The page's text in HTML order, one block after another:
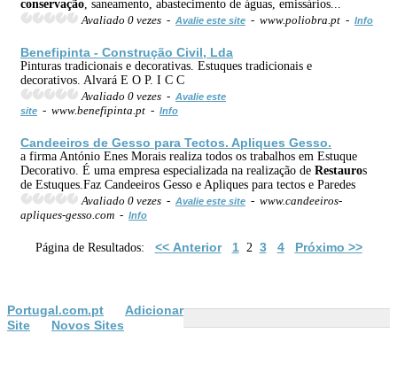
conservação , saneamento, abastecimento de águas, emissários...
Avaliado 0 vezes - Avalie este site - www.poliobra.pt - Info
Benefipinta - Construção Civil, Lda
Pinturas tradicionais e decorativas. Estuques tradicionais e
decorativos. Alvará E O P. I C C
Avaliado 0 vezes - Avalie este
site - www.benefipinta.pt - Info
Candeeiros de Gesso para Tectos. Apliques Gesso.
a firma António Enes Morais realiza todos os trabalhos em Estuque
Decorativo. É uma empresa especializada na realização de Restauros
de Estuques.Faz Candeeiros Gesso e Apliques para tectos e Paredes
Avaliado 0 vezes - Avalie este site - www.candeeiros-
apliques-gesso.com - Info
Página de Resultados: << Anterior 12 3 4 Próximo >>
Portugal.com.pt
Adicionar
Site
Novos Sites